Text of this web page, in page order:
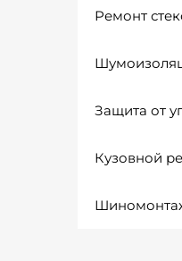
Ремонт
Защита от
Кузовной